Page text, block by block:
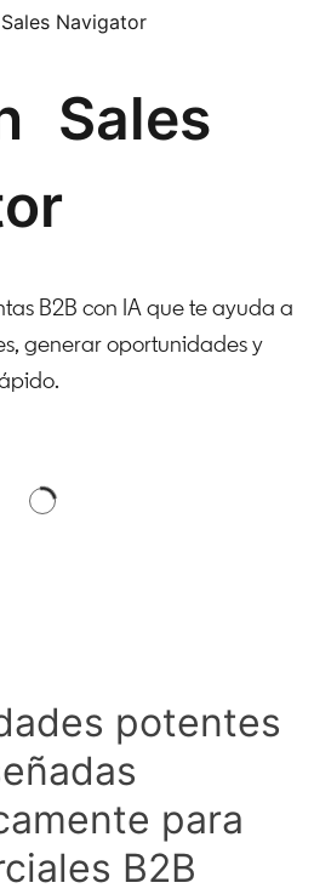
Navigator
Sales
B2B con IA que te ayuda a
generar oportunidades y
potentes
para
B2B